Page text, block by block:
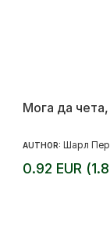
Мога да
AUTHOR: Шарл
0.92 EUR